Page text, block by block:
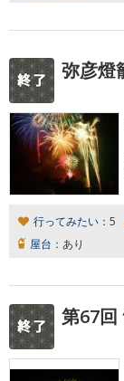
弥彦燈
行ってみたい： 5
屋台： あり
第67回